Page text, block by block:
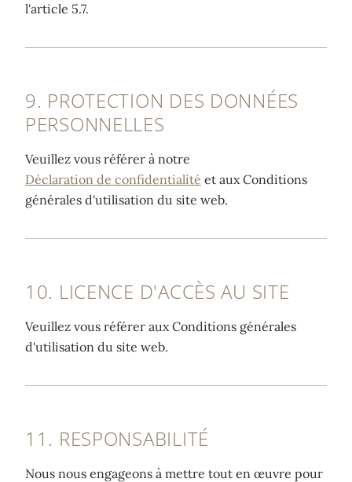
l'article 5.7.
9. PROTECTION DES DONNÉES
PERSONNELLES
Veuillez vous référer à notre
Déclaration de confidentialité et aux Conditions
générales d'utilisation du site web.
10. LICENCE D'ACCÈS AU SITE
Veuillez vous référer aux Conditions générales
d'utilisation du site web.
11. RESPONSABILITÉ
Nous nous engageons à mettre tout en œuvre pour